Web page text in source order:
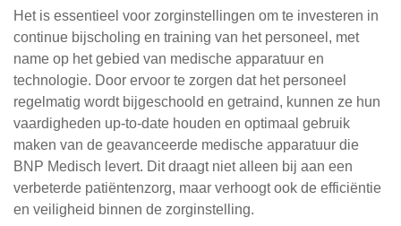
Het is essentieel voor zorginstellingen om te investeren in
continue bijscholing en training van het personeel, met
name op het gebied van medische apparatuur en
technologie. Door ervoor te zorgen dat het personeel
regelmatig wordt bijgeschoold en getraind, kunnen ze hun
vaardigheden up-to-date houden en optimaal gebruik
maken van de geavanceerde medische apparatuur die
BNP Medisch levert. Dit draagt niet alleen bij aan een
verbeterde patiëntenzorg, maar verhoogt ook de efficiëntie
en veiligheid binnen de zorginstelling.